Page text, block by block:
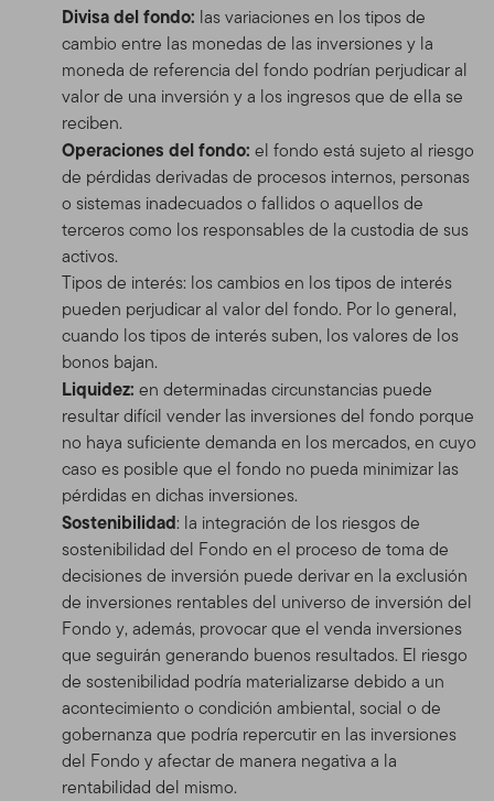
Divisa del fondo: las variaciones en los tipos de
cambio entre las monedas de las inversiones y la
moneda de referencia del fondo podrían perjudicar al
valor de una inversión y a los ingresos que de ella se
reciben.
Operaciones del fondo: el fondo está sujeto al riesgo
de pérdidas derivadas de procesos internos, personas
o sistemas inadecuados o fallidos o aquellos de
terceros como los responsables de la custodia de sus
activos.
Tipos de interés: los cambios en los tipos de interés
pueden perjudicar al valor del fondo. Por lo general,
cuando los tipos de interés suben, los valores de los
bonos bajan.
Liquidez: en determinadas circunstancias puede
resultar difícil vender las inversiones del fondo porque
no haya suficiente demanda en los mercados, en cuyo
caso es posible que el fondo no pueda minimizar las
pérdidas en dichas inversiones.
Sostenibilidad: la integración de los riesgos de
sostenibilidad del Fondo en el proceso de toma de
decisiones de inversión puede derivar en la exclusión
de inversiones rentables del universo de inversión del
Fondo y, además, provocar que el venda inversiones
que seguirán generando buenos resultados. El riesgo
de sostenibilidad podría materializarse debido a un
acontecimiento o condición ambiental, social o de
gobernanza que podría repercutir en las inversiones
del Fondo y afectar de manera negativa a la
rentabilidad del mismo.